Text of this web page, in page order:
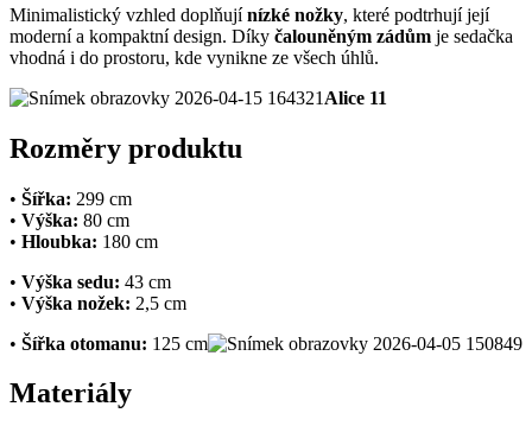
Minimalistický vzhled doplňujínízké nožky, které podtrhují její
moderní a kompaktní design. Díky čalouněným zádům je sedačka
vhodná i do prostoru, kde vynikne ze všech úhlů.
Alice 11
Rozměry produktu
• Šířka: 299 cm
• Výška: 80 cm
• Hloubka: 180 cm
• Výška sedu: 43 cm
• Výška nožek: 2,5 cm
• Šířka otomanu: 125 cm
Materiály